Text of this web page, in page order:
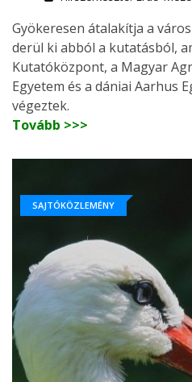
Gyökeresen átalakítja a
derül ki abból a kutatásból,
Kutatóközpont, a Magyar
Egyetem és a dániai Aarhus
végeztek.
Tovább >>>
SAJTÓKÖZLEMÉNY